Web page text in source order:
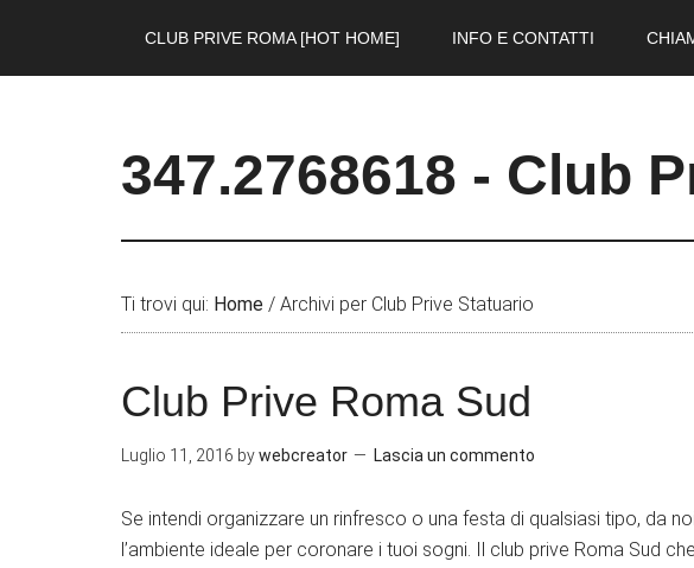
CLUB PRIVE ROMA [HOT HOME] INFO E CONTATTI
347.2768618 - Club
Ti trovi qui: Home / Archivi per Club Prive Statuario
Club Prive Roma Sud
Luglio 11, 2016 bywebcreator Lascia un commento
Se intendi organizzare un rinfresco o una festa di qualsiasi tipo, da
l’ambiente ideale per coronare i tuoi sogni. Il club prive Roma Sud